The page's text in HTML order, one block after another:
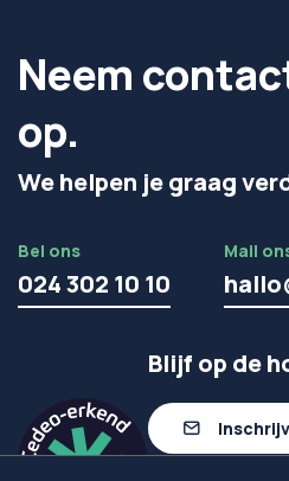
Neem
op.
We helpen je graag
Bel ons
024 302 10 10
Mail
Blijf op de